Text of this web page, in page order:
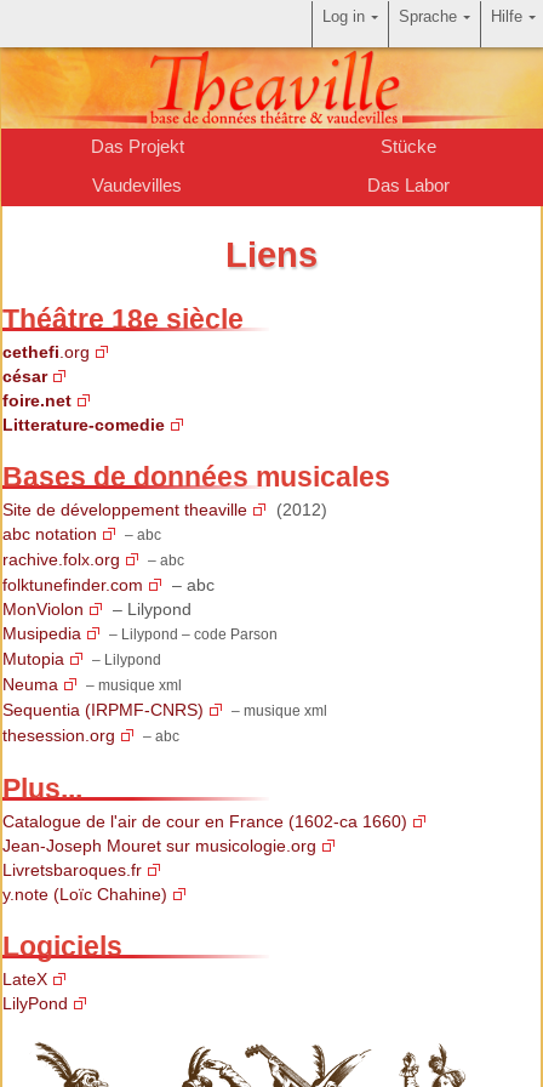
Das Projekt
Stücke
Vaudevilles
Das Labor
Liens
Théâtre 18e siècle
cethefi.org
césar
foire.net
Litterature-comedie
Bases de données musicales
Site de développement theaville
(2012)
abc notation
– abc
rachive.folx.org – abc
folktunefinder.com
– abc
MonViolon
– Lilypond
Musipedia
– Lilypond – code Parson
Mutopia – Lilypond
Neuma – musique xml
Sequentia (IRPMF-CNRS) – musique xml
thesession.org – abc
Plus...
Catalogue de l'air de cour en France (1602-ca 1660)
Jean-Joseph Mouret sur musicologie.org
Livretsbaroques.fr
y.note (Loïc Chahine)
Logiciels
LateX
LilyPond
Hilfe
Sprache
Log in